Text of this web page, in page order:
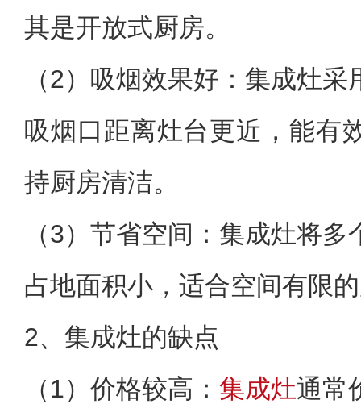
其是开放式厨房。
（2）吸烟效果好：集成灶
吸烟口距离灶台更近，能有
持厨房清洁。
（3）节省空间：集成灶将
占地面积小，适合空间有限
2、集成灶的缺点
（1）价格较高： 集成灶通常